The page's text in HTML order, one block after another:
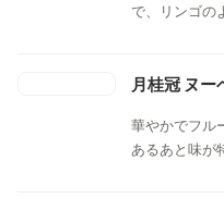
で、リンゴの
月桂冠 ヌー
華やかでフル
あるあと味が